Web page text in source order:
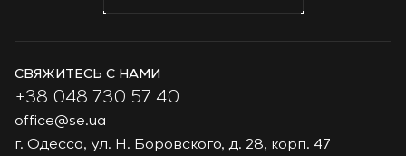
СВЯЖИТЕСЬ С НАМИ
+38 048 730 57 40
office@se.ua
г. Одесса, ул. Н. Боровского, д. 28, корп. 47